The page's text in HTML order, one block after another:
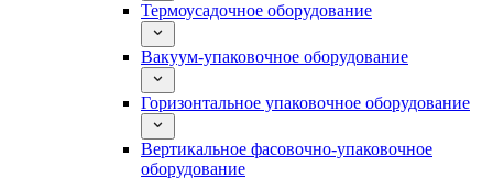
Термоусадочное оборудование
Вакуум-упаковочное оборудование
Горизонтальное упаковочное оборудование
Вертикальное фасовочно-упаковочное
оборудование